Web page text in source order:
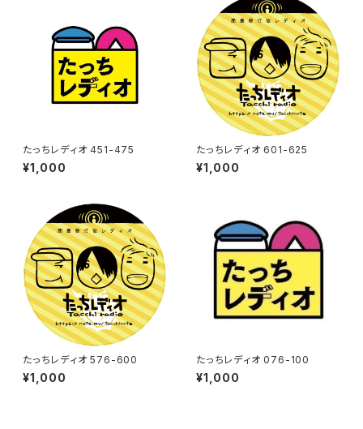
たっちレディオ 451-475
¥1,000
たっちレディオ 601-625
¥1,000
たっちレディオ 576-600
¥1,000
たっちレディオ 076-100
¥1,000